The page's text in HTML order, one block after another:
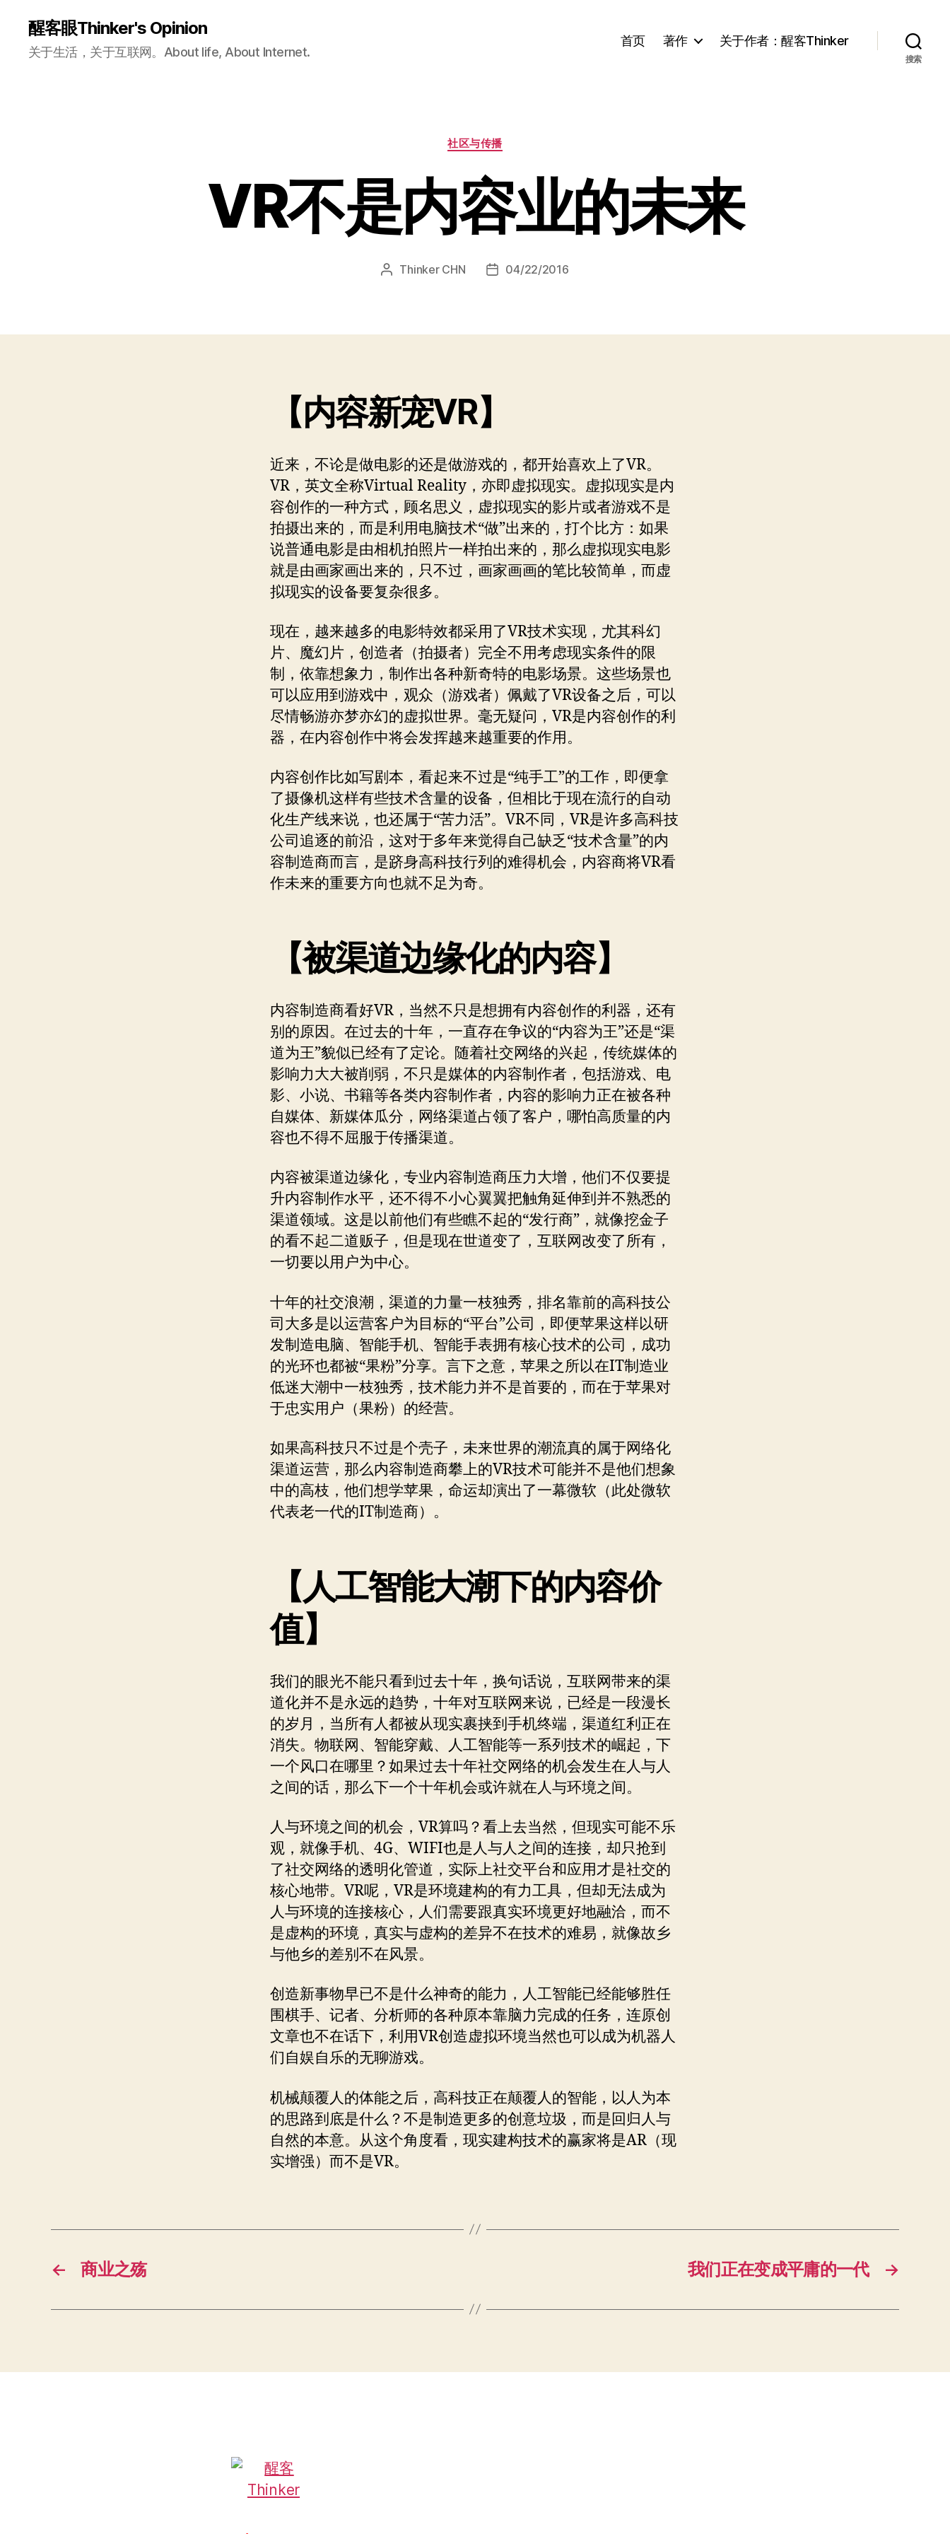
醒客眼Thinker's Opinion
关于生活，关于互联网。About life, About Internet.
首页 著作 关于作者：醒客Thinker
搜索
分
类
社区与传播
VR不是内容业的未来
文 Thinker CHN
发 04/22/2016
【内容新宠VR】
近来，不论是做电影的还是做游戏的，都开始喜欢上了VR。
VR，英文全称Virtual Reality，亦即虚拟现实。虚拟现实是内
容创作的一种方式，顾名思义，虚拟现实的影片或者游戏不是
拍摄出来的，而是利用电脑技术“做”出来的，打个比方：如果
说普通电影是由相机拍照片一样拍出来的，那么虚拟现实电影
就是由画家画出来的，只不过，画家画画的笔比较简单，而虚
拟现实的设备要复杂很多。
现在，越来越多的电影特效都采用了VR技术实现，尤其科幻
片、魔幻片，创造者（拍摄者）完全不用考虑现实条件的限
制，依靠想象力，制作出各种新奇特的电影场景。这些场景也
可以应用到游戏中，观众（游戏者）佩戴了VR设备之后，可以
尽情畅游亦梦亦幻的虚拟世界。毫无疑问，VR是内容创作的利
器，在内容创作中将会发挥越来越重要的作用。
内容创作比如写剧本，看起来不过是“纯手工”的工作，即便拿
了摄像机这样有些技术含量的设备，但相比于现在流行的自动
化生产线来说，也还属于“苦力活”。VR不同，VR是许多高科技
公司追逐的前沿，这对于多年来觉得自己缺乏“技术含量”的内
容制造商而言，是跻身高科技行列的难得机会，内容商将VR看
作未来的重要方向也就不足为奇。
【被渠道边缘化的内容】
内容制造商看好VR，当然不只是想拥有内容创作的利器，还有
别的原因。在过去的十年，一直存在争议的“内容为王”还是“渠
道为王”貌似已经有了定论。随着社交网络的兴起，传统媒体的
影响力大大被削弱，不只是媒体的内容制作者，包括游戏、电
影、小说、书籍等各类内容制作者，内容的影响力正在被各种
自媒体、新媒体瓜分，网络渠道占领了客户，哪怕高质量的内
容也不得不屈服于传播渠道。
内容被渠道边缘化，专业内容制造商压力大增，他们不仅要提
升内容制作水平，还不得不小心翼翼把触角延伸到并不熟悉的
渠道领域。这是以前他们有些瞧不起的“发行商”，就像挖金子
的看不起二道贩子，但是现在世道变了，互联网改变了所有，
一切要以用户为中心。
十年的社交浪潮，渠道的力量一枝独秀，排名靠前的高科技公
司大多是以运营客户为目标的“平台”公司，即便苹果这样以研
发制造电脑、智能手机、智能手表拥有核心技术的公司，成功
的光环也都被“果粉”分享。言下之意，苹果之所以在IT制造业
低迷大潮中一枝独秀，技术能力并不是首要的，而在于苹果对
于忠实用户（果粉）的经营。
如果高科技只不过是个壳子，未来世界的潮流真的属于网络化
渠道运营，那么内容制造商攀上的VR技术可能并不是他们想象
中的高枝，他们想学苹果，命运却演出了一幕微软（此处微软
代表老一代的IT制造商）。
【人工智能大潮下的内容价
值】
我们的眼光不能只看到过去十年，换句话说，互联网带来的渠
道化并不是永远的趋势，十年对互联网来说，已经是一段漫长
的岁月，当所有人都被从现实裹挟到手机终端，渠道红利正在
消失。物联网、智能穿戴、人工智能等一系列技术的崛起，下
一个风口在哪里？如果过去十年社交网络的机会发生在人与人
之间的话，那么下一个十年机会或许就在人与环境之间。
人与环境之间的机会，VR算吗？看上去当然，但现实可能不乐
观，就像手机、4G、WIFI也是人与人之间的连接，却只抢到
了社交网络的透明化管道，实际上社交平台和应用才是社交的
核心地带。VR呢，VR是环境建构的有力工具，但却无法成为
人与环境的连接核心，人们需要跟真实环境更好地融洽，而不
是虚构的环境，真实与虚构的差异不在技术的难易，就像故乡
与他乡的差别不在风景。
创造新事物早已不是什么神奇的能力，人工智能已经能够胜任
围棋手、记者、分析师的各种原本靠脑力完成的任务，连原创
文章也不在话下，利用VR创造虚拟环境当然也可以成为机器人
们自娱自乐的无聊游戏。
机械颠覆人的体能之后，高科技正在颠覆人的智能，以人为本
的思路到底是什么？不是制造更多的创意垃圾，而是回归人与
自然的本意。从这个角度看，现实建构技术的赢家将是AR（现
实增强）而不是VR。
← 商业之殇 →
我们正在变成平庸的一代